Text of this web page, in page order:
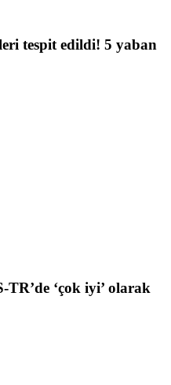
tespit edildi! 5 yaban
‘çok iyi’ olarak